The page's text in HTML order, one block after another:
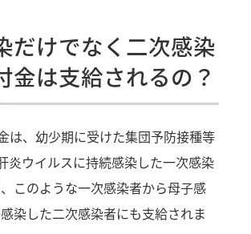
だけでなく二次感染
金は支給されるの？
は、幼少期に受けた集団予防接種等
炎ウイルスに持続感染した一次感染
このような一次感染者から母子感
染した二次感染者にも支給されま